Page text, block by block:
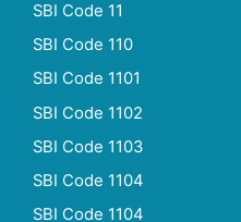
SBI Code 11
SBI Code 110
SBI Code 1101
SBI Code 1102
SBI Code 1103
SBI Code 1104
SBI Code 1104